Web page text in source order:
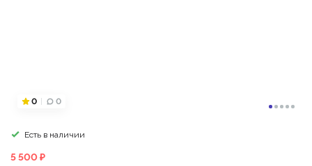
0 0
Есть в наличии
5 500 ₽